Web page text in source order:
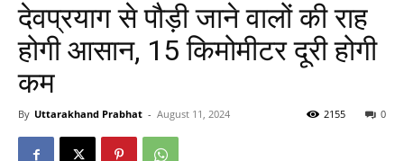
देवप्रयाग से पौड़ी जाने वालों की राह
होगी आसान, 15 किमोमीटर दूरी होगी
कम
By Uttarakhand Prabhat - August 11, 2024 0
2155